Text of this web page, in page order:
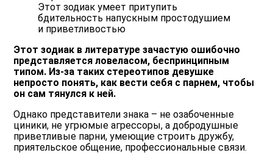
Этот зодиак умеет притупить
бдительность напускным простодушием
и приветливостью
Этот зодиак в литературе зачастую ошибочно
представляется ловеласом, беспринципным
типом. Из-за таких стереотипов девушке
непросто понять, как вести себя с парнем, чтобы
он сам тянулся к ней.
Однако представители знака – не озабоченные
циники, не угрюмые агрессоры, а добродушные
приветливые парни, умеющие строить дружбу,
приятельское общение, профессиональные связи.